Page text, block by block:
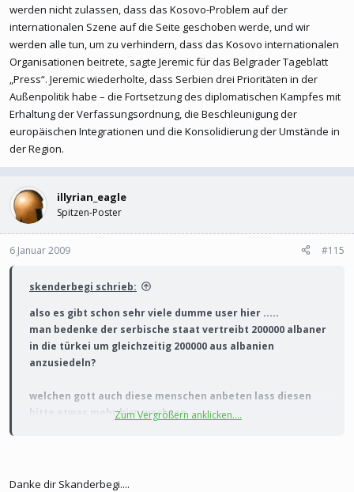
manchmal habe ich den eindruck, das gleiche denken die serben
über die albaner....
YouTube - 3-6 the eternal jew - der ewige jude - fritz hippler
werden nicht zulassen, dass das Kosovo-Problem auf der
internationalen Szene auf die Seite geschoben werde, und wir
werden alle tun, um zu verhindern, dass das Kosovo internationalen
Organisationen beitrete, sagte Jeremic für das Belgrader Tageblatt
„Press“. Jeremic wiederholte, dass Serbien drei Prioritäten in der
Außenpolitik habe – die Fortsetzung des diplomatischen Kampfes mit
Erhaltung der Verfassungsordnung, die Beschleunigung der
europäischen Integrationen und die Konsolidierung der Umstände in
der Region.
illyrian_eagle
Spitzen-Poster
6 Januar 2009 #115
skenderbegi schrieb:
also es gibt schon sehr viele dumme user hier .....
man bedenke der serbische staat vertreibt 200000 albaner
in die türkei um gleichzeitig 200000 aus albanien
anzusiedeln?
welchen gott auch diese menschen anbeten lass diesen
bitte etwas mehr hirn wachsen.
vermutungen.:help:
Zum Vergrößern anklicken....
Danke dir Skanderbegi....